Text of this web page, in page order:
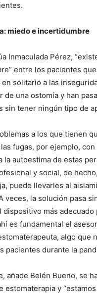
miedo e incertidumbre
Inmaculada Pérez,
entre los pacientes
solitario a las
de una ostomía y han
sin tener ningún tipo de
a los que tienen
fugas, por ejemplo, con
la autoestima de estas
y social, de
puede llevarles al
veces, la solución pasa
dispositivo más adecuado
es fundamental el
algo que
pacientes durante la
añade Belén Bueno, se
estomaterapia y